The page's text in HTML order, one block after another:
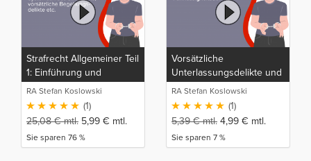
Strafrecht Allgemeiner Teil
1: Einführung und
Systematik des
Strafrechts, vorsätzliche
Begehungsdelikte,
Unterlassungsdelikte,
Fahrlässigkeitsdelikte,
RA Stefan Koslowski
(1)
25,08€mtl. 5,99 € mtl.
Sie sparen 76 %
Vorsätzliche
Unterlassungsdelikte und
Fahrlässigkeitsdelikte
RA Stefan Koslowski
(1)
5,39€mtl. 4,99 € mtl.
Sie sparen 7 %